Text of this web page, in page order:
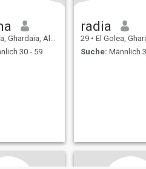
Algerien
30 - 59
radia
29 • El Golea,
Suche: Männlich